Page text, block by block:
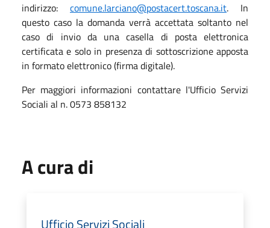
indirizzo: comune.larciano@postacert.toscana.it. In
questo caso la domanda verrà accettata soltanto nel
caso di invio da una casella di posta elettronica
certificata e solo in presenza di sottoscrizione apposta
in formato elettronico (firma digitale).
Per maggiori informazioni contattare l'Ufficio Servizi
Sociali al n. 0573 858132
A cura di
Ufficio Servizi Sociali